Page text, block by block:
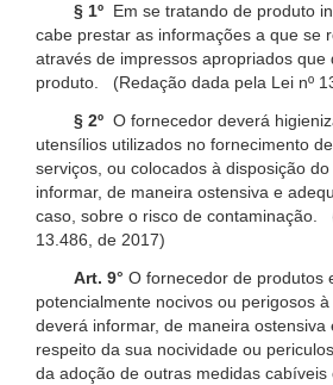
§ 1º Em se tratando de produto
cabe prestar as informações a que se
através de impressos apropriados que
produto. (Redação dada pela Lei nº
§ 2º O fornecedor deverá
utensílios utilizados no fornecimento
serviços, ou colocados à disposição
informar, de maneira ostensiva e
caso, sobre o risco de contaminação.
13.486, de 2017)
Art. 9° O fornecedor de produtos
potencialmente nocivos ou perigosos
deverá informar, de maneira ostensiva
respeito da sua nocividade ou
da adoção de outras medidas cabíveis